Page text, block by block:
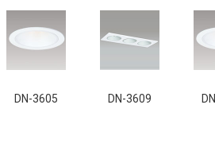
DN-3605 DN-3609